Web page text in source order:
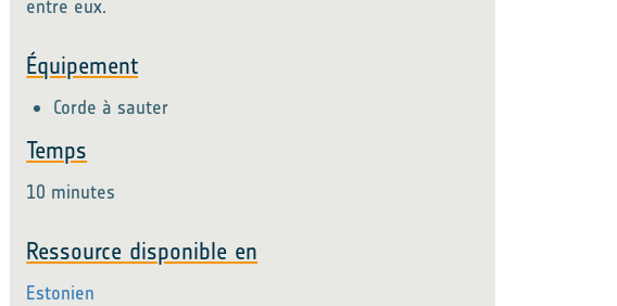
entre eux.
Équipement
Corde à sauter
Temps
10 minutes
Ressource disponible en
Estonien